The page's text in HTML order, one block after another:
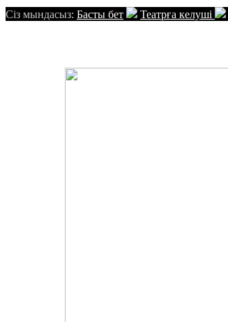
Сіз мындасыз: Басты бет Театрға келуші